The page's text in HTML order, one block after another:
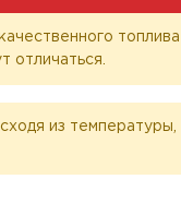
отличаться.
из